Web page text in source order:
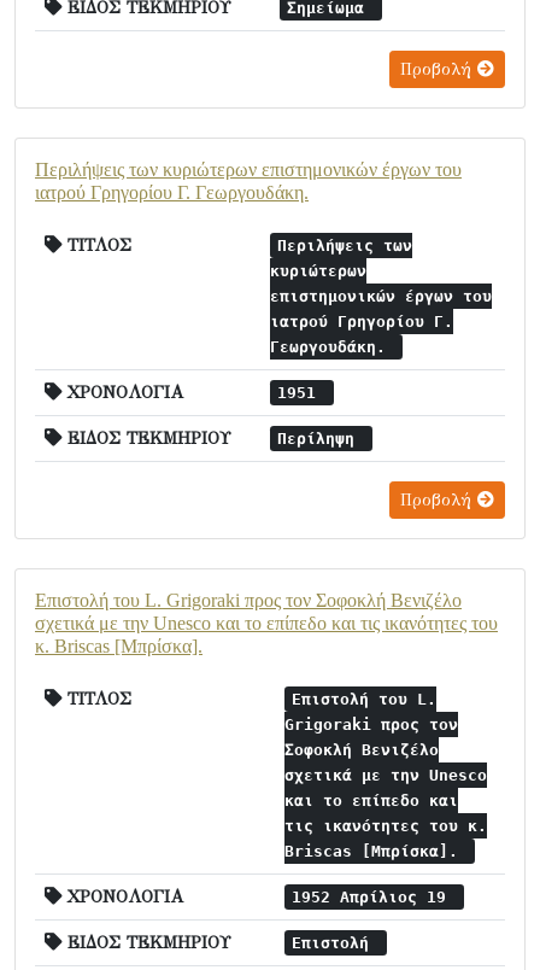
ΕΙΔΟΣ ΤΕΚΜΗΡΙΟΥ Σημείωμα
Προβολή
Περιλήψεις των κυριώτερων επιστημονικών έργων του
ιατρού Γρηγορίου Γ. Γεωργουδάκη.
ΤΙΤΛΟΣ
Περιλήψεις των
κυριώτερων
επιστημονικών έργων του
ιατρού Γρηγορίου Γ.
Γεωργουδάκη.
ΧΡΟΝΟΛΟΓΙΑ 1951
ΕΙΔΟΣ ΤΕΚΜΗΡΙΟΥ Περίληψη
Προβολή
Επιστολή του L. Grigoraki προς τον Σοφοκλή Βενιζέλο
σχετικά με την Unesco και το επίπεδο και τις ικανότητες του
κ. Briscas [Μπρίσκα].
ΤΙΤΛΟΣ
Επιστολή του L.
Grigoraki προς τον
Σοφοκλή Βενιζέλο
σχετικά με την Unesco
και το επίπεδο και
τις ικανότητες του κ.
Briscas [Μπρίσκα].
ΧΡΟΝΟΛΟΓΙΑ 1952 Απρίλιος 19
ΕΙΔΟΣ ΤΕΚΜΗΡΙΟΥ Επιστολή